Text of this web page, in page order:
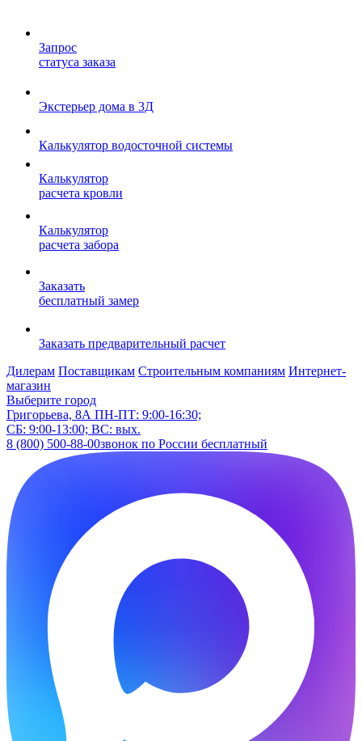
Запрос
статуса заказа
Экстерьер дома в 3Д
Калькулятор водосточной системы
Калькулятор
расчета кровли
Калькулятор
расчета забора
Заказать
бесплатный замер
Заказать предварительный расчет
Дилерам Поставщикам Строительным компаниям Интернет-
магазин
Выберите город
Григорьева, 8А ПН-ПТ: 9:00-16:30;
СБ: 9:00-13:00; ВС: вых.
8 (800) 500-88-00звонок по России бесплатный